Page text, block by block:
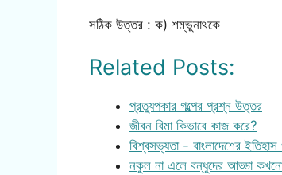
সঠিক উত্তর : ক) শম্ভুনাথকে
Related Posts:
প্রত্যুপকার গল্পের প্রশ্ন উত্তর
জীবন বিমা কিভাবে কাজ করে?
বিশ্বসভ্যতা - বাংলাদেশের
নকুল না এলে বন্ধুদের আড্ডা